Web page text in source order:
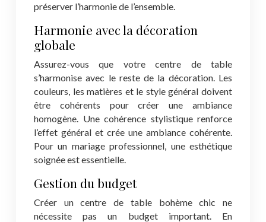
préserver l’harmonie de l’ensemble.
Harmonie avec la décoration
globale
Assurez-vous que votre centre de table
s’harmonise avec le reste de la décoration. Les
couleurs, les matières et le style général doivent
être cohérents pour créer une ambiance
homogène. Une cohérence stylistique renforce
l’effet général et crée une ambiance cohérente.
Pour un mariage professionnel, une esthétique
soignée est essentielle.
Gestion du budget
Créer un centre de table bohème chic ne
nécessite pas un budget important. En